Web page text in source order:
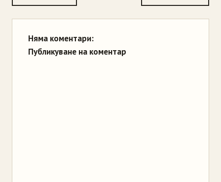
Няма коментари:
Публикуване на коментар